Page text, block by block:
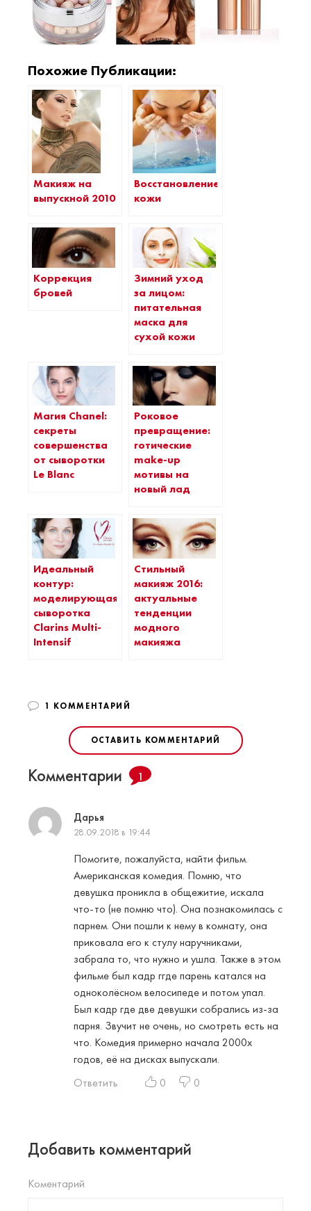
Похожие Публикации:
Макияж на
выпускной 2010
Восстановление
кожи
Коррекция
бровей
Зимний уход
за лицом:
питательная
маска для
сухой кожи
Магия Chanel:
секреты
совершенства
от сыворотки
Le Blanc
Роковое
превращение:
готические
make-up
мотивы на
новый лад
Идеальный
контур:
моделирующая
сыворотка
Clarins Multi-
Intensif
Стильный
макияж 2016:
актуальные
тенденции
модного
макияжа
1 КОММЕНТАРИЙ
ОСТАВИТЬ КОММЕНТАРИЙ
Комментарии 1
Дарья
28.09.2018 в 19:44
Помогите, пожалуйста, найти фильм.
Американская комедия. Помню, что
девушка проникла в общежитие, искала
что-то (не помню что). Она познакомилась с
парнем. Они пошли к нему в комнату, она
приковала его к стулу наручниками,
забрала то, что нужно и ушла. Также в этом
фильме был кадр ггде парень катался на
одноколёсном велосипеде и потом упал.
Был кадр где две девушки собрались из-за
парня. Звучит не очень, но смотреть есть на
что. Комедия примерно начала 2000х
годов, её на дисках выпускали.
Ответить
0 0
Добавить комментарий
Коментарий